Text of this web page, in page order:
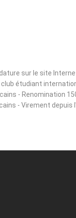
sur le site
étudiant
- Renomination
- Virement depuis